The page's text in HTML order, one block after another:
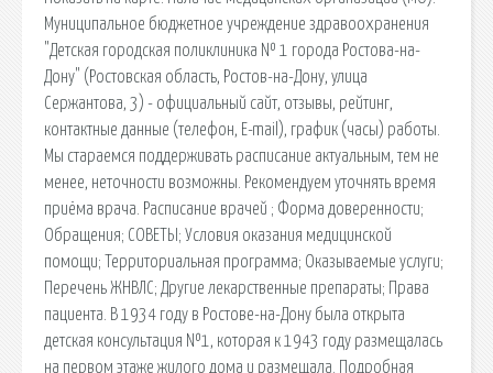
Муниципальное бюджетное учреждение здравоохранения
"Детская городская поликлиника № 1 города Ростова-на-
Дону" (Ростовская область, Ростов-на-Дону, улица
Сержантова, 3) - официальный сайт, отзывы, рейтинг,
контактные данные (телефон, E-mail), график (часы) работы.
Мы стараемся поддерживать расписание актуальным, тем не
менее, неточности возможны. Рекомендуем уточнять время
приёма врача. Расписание врачей ; Форма доверенности;
Обращения; СОВЕТЫ; Условия оказания медицинской
помощи; Территориальная программа; Оказываемые услуги;
Перечень ЖНВЛС; Другие лекарственные препараты; Права
пациента. В 1934 году в Ростове-на-Дону была открыта
детская консультация №1, которая к 1943 году размещалась
на первом этаже жилого дома и размещала. Подробная